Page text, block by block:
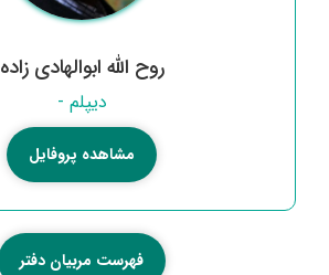
روح الله ابوالهادی زاده
دیپلم -
مشاهده پروفایل
فهرست مربیان دفتر